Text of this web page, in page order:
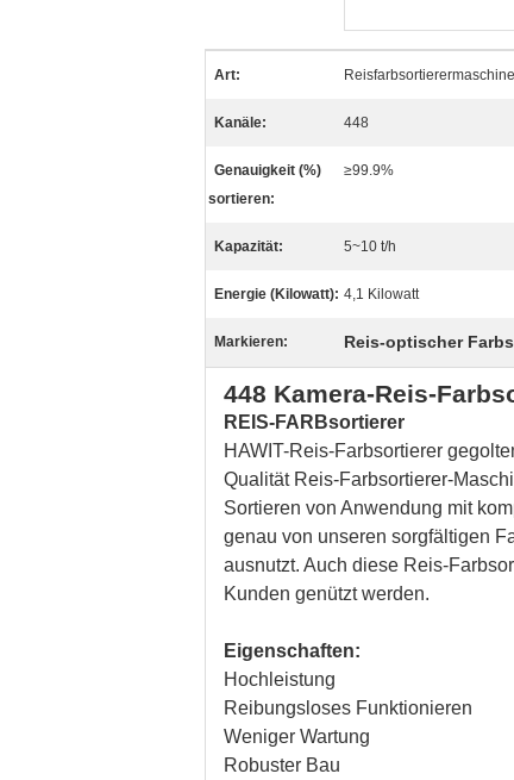
Art: Reisfarbsortierermaschine
Kanäle: 448
Genauigkeit (%)
sortieren:
≥99.9%
Kapazität: 5~10 t/h
Energie (Kilowatt): 4,1 Kilowatt
Markieren: Reis-optischer
448 Kamera-Reis-
REIS-FARBsortierer
HAWIT-Reis-Farbsortierer
Qualität Reis-Farbsortierer-
Sortieren von Anwendung mit
genau von unseren sorgfältigen
ausnutzt. Auch diese Reis-
Kunden genützt werden.
Eigenschaften:
Hochleistung
Reibungsloses Funktionieren
Weniger Wartung
Robuster Bau